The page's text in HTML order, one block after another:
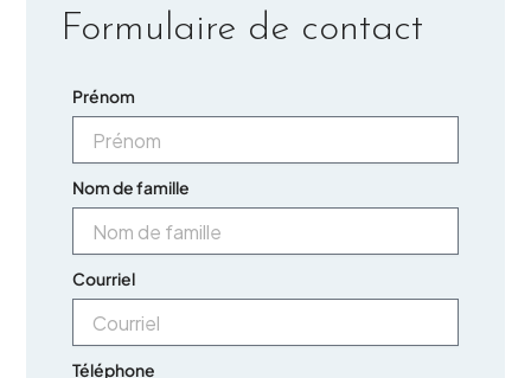
Formulaire de contact
Prénom
Nom de famille
Courriel
Téléphone